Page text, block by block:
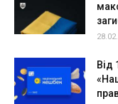
Від